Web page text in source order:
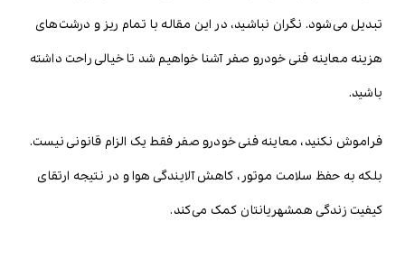
تبدیل می‌شود. نگران نباشید، در این مقاله با تمام ریز و درشت‌های
هزینه معاینه فنی خودرو صفر آشنا خواهیم شد تا خیالی راحت داشته
باشید.
فراموش نکنید، معاینه فنی خودرو صفر فقط یک الزام قانونی نیست.
بلکه به حفظ سلامت موتور، کاهش آلایندگی هوا و در نتیجه ارتقای
کیفیت زندگی همشهریانتان کمک می‌کند.